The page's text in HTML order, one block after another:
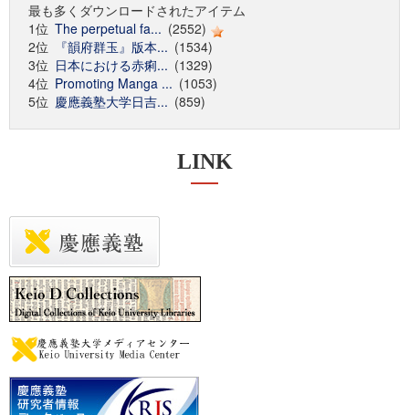
最も多くダウンロードされたアイテム
1位 The perpetual fa... (2552)
2位
『韻府群玉』版本... (1534)
3位 日本における赤痢... (1329)
4位 Promoting Manga ... (1053)
5位 慶應義塾大学日吉... (859)
LINK